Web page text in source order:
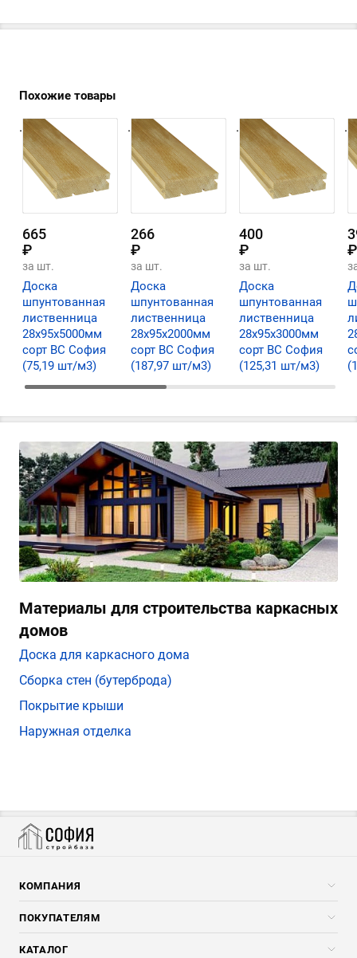
Похожие товары
.
665
₽
за шт.
Доска
шпунтованная
лиственница
28х95х5000мм
сорт ВС София
(75,19 шт/м3)
.
266
₽
за шт.
Доска
шпунтованная
лиственница
28х95х2000мм
сорт ВС София
(187,97 шт/м3)
.
400
₽
за шт.
Доска
шпунтованная
лиственница
28х95х3000мм
сорт ВС София
(125,31 шт/м3)
.
₽
Материалы для строительства каркасных
домов
Доска для каркасного дома
Сборка стен (бутерброда)
Покрытие крыши
Наружная отделка
КОМПАНИЯ
Компания
Услуги
ПОКУПАТЕЛЯМ
Скидки стройкомпаниям
КАТАЛОГ